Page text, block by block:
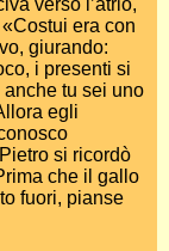
verso l’atrio,
era con
giurando:
i presenti si
tu sei uno
egli
si ricordò
che il gallo
fuori, pianse